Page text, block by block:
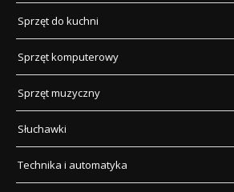
Sprzęt do kuchni
Sprzęt komputerowy
Sprzęt muzyczny
Słuchawki
Technika i automatyka